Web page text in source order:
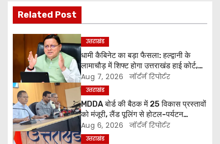
s
t
n
a
v
i
g
Related Post
उत्तराखंड
धामी कैबिनेट का बड़ा फैसला: हल्द्वानी के
लामाचौड़ में शिफ्ट होगा उत्तराखंड हाई कोर्ट,
अन्य महत्वपूर्ण फैसले
Aug 7, 2026 नॉर्दर्न रिपोर्टर
उत्तराखंड
MDDA बोर्ड की बैठक में 25 विकास प्रस्तावों
को मंजूरी, लैंड पूलिंग से होटल-पर्यटन
परियोजनाओं को मिलेगी रफ्तार
Aug 6, 2026 नॉर्दर्न रिपोर्टर
उत्तराखंड